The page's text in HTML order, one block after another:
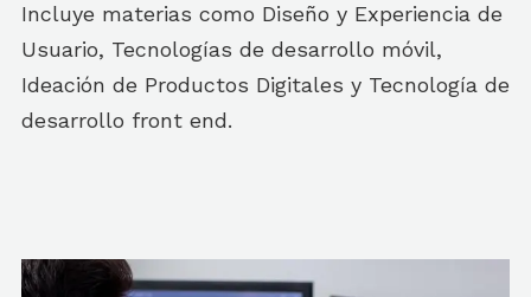
Incluye materias como Diseño y Experiencia de
Usuario, Tecnologías de desarrollo móvil,
Ideación de Productos Digitales y Tecnología de
desarrollo front end.